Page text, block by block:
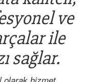
ve
ile
sağlar.